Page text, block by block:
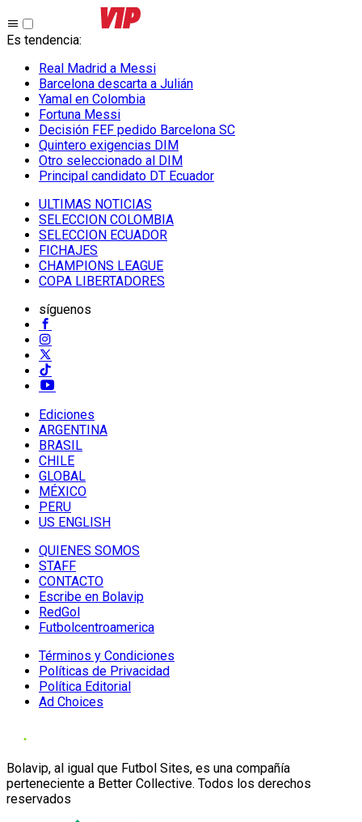
Es tendencia:
Real Madrid a Messi
Barcelona descarta a Julián
Yamal en Colombia
Fortuna Messi
Decisión FEF pedido Barcelona SC
Quintero exigencias DIM
Otro seleccionado al DIM
Principal candidato DT Ecuador
ULTIMAS NOTICIAS
SELECCION COLOMBIA
SELECCION ECUADOR
FICHAJES
CHAMPIONS LEAGUE
COPA LIBERTADORES
síguenos
Ediciones
ARGENTINA
BRASIL
CHILE
GLOBAL
MÉXICO
PERU
US ENGLISH
QUIENES SOMOS
STAFF
CONTACTO
Escribe en Bolavip
RedGol
Futbolcentroamerica
Términos y Condiciones
Políticas de Privacidad
Política Editorial
Ad Choices
Bolavip, al igual que Futbol Sites, es una compañía
perteneciente a Better Collective. Todos los derechos
reservados